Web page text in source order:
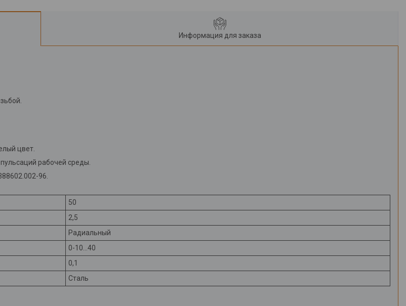
Информация для заказа
цвет.
рабочей среды.
96.
50
2,5
Радиальный
0-10…40
0,1
Сталь